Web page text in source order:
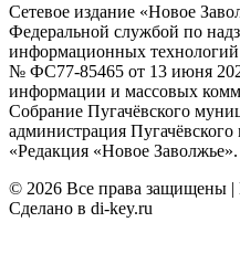
Сетевое издание «Новое
Федеральной службой по
информационных
№ ФС77-85465 от 13 июня
информации и массовых
Собрание Пугачёвского
администрация
«Редакция «Новое Заволжье».
© 2026 Все права защищены |
Сделано в di-key.ru